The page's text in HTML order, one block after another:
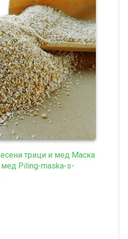
трици и мед Маска
Piling-maska-s-